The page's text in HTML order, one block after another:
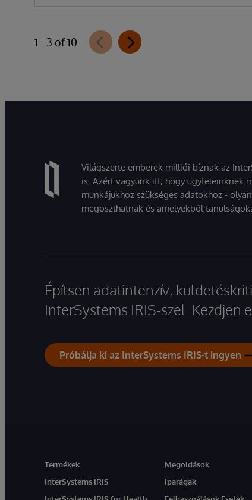
1 - 3 of 10
Világszerte emberek milliói bíznak az
is. Azért vagyunk itt, hogy ügyfeleinknek
munkájukhoz szükséges adatokhoz -
megoszthatnak és amelyekből
Építsen adatintenzív,
InterSystems IRIS-szel. Kezdjen
Próbálja ki az InterSystems IRIS-t ingyen
Termékek
InterSystems IRIS
Megoldások
Iparágak